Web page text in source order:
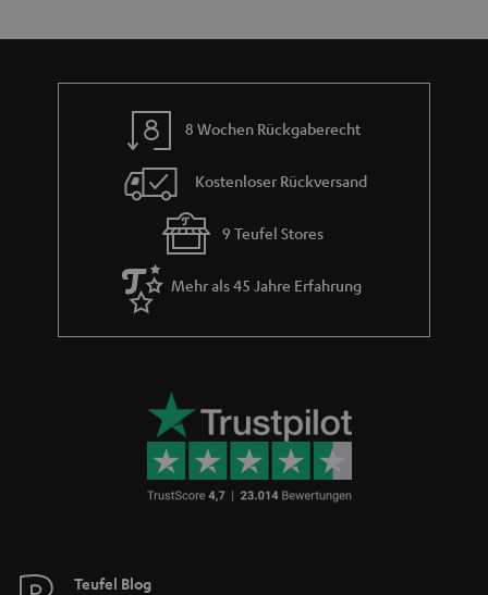
i
e
a
h
m
n
8 Wochen Rückgaberecht
Kostenloser Rückversand
9 Teufel Stores
Mehr als 45 Jahre Erfahrung
Teufel Blog